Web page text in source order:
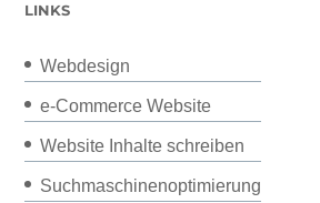
LINKS
Webdesign
e-Commerce Website
Website Inhalte schreiben
Suchmaschinenoptimierung